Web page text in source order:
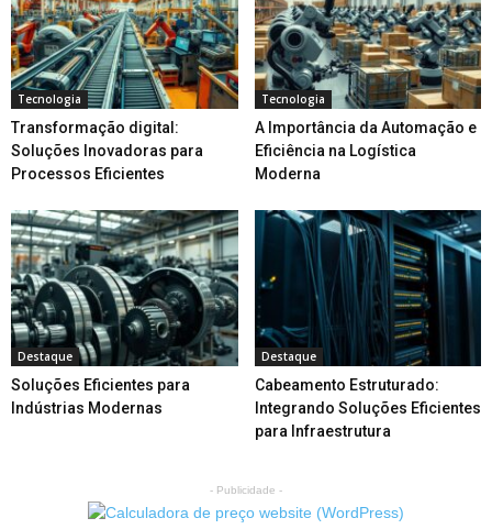
Tecnologia
Transformação digital:
Soluções Inovadoras para
Processos Eficientes
Tecnologia
A Importância da Automação e
Eficiência na Logística
Moderna
Destaque
Soluções Eficientes para
Indústrias Modernas
Destaque
Cabeamento Estruturado:
Integrando Soluções Eficientes
para Infraestrutura
- Publicidade -